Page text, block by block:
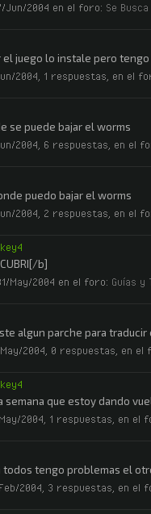
Jun/2004 en el foro: Se Busca
juego lo instale pero tengo
2004 , 1 respuestas, en el
se puede bajar el worms
2004 , 6 respuestas, en el
puedo bajar el worms
2004 , 2 respuestas, en el
b]
May/2004 en el foro: Guías y
algun parche para
2004 , 0 respuestas, en el
semana que estoy dando
2004 , 1 respuestas, en el
todos tengo problemas el
2004 , 3 respuestas, en el